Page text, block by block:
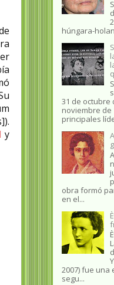
y
húngara-
31 de octubre
noviembre de
principales
obra formó
en el...
2007) fue una
segu...